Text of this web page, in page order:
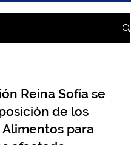
Reina Sofía se
de los
para